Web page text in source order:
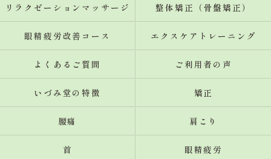
リラクゼーションマッサージ 整体矯正（骨盤矯正）
眼精疲労改善コース エクスケアトレーニング
よくあるご質問 ご利用者の声
いづみ堂の特徴 矯正
腰痛 肩こり
首 眼精疲労